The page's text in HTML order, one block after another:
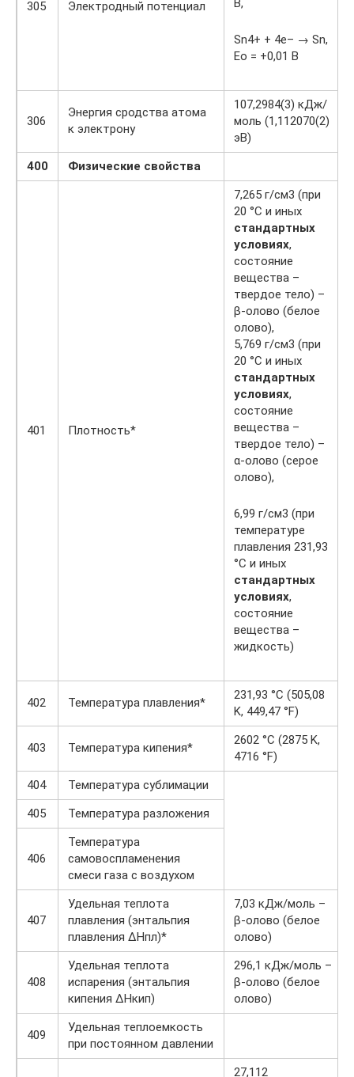
305 Электродный потенциал
В,
Sn4+ + 4e– → Sn,
Eo = +0,01 В
306
Энергия сродства атома
к электрону
107,2984(3) кДж/
моль (1,112070(2)
эВ)
400
Физические свойства
401 Плотность*
7,265 г/см3 (при
20 °C и иных
стандартных
условиях,
состояние
вещества –
твердое тело) –
β-олово (белое
олово),
5,769 г/см3 (при
20 °C и иных
стандартных
условиях,
состояние
вещества –
твердое тело) –
α-олово (серое
олово),
6,99 г/см3 (при
температуре
плавления 231,93
°C и иных
стандартных
условиях,
состояние
вещества –
жидкость)
402 Температура плавления*
231,93 °C (505,08
K, 449,47 °F)
403 Температура кипения*
2602 °C (2875 K,
4716 °F)
404
Температура сублимации
405
Температура разложения
406
Температура
самовоспламенения
смеси газа с воздухом
407
Удельная теплота
плавления (энтальпия
плавления ΔHпл)*
7,03 кДж/моль –
β-олово (белое
олово)
408
Удельная теплота
испарения (энтальпия
кипения ΔHкип)
296,1 кДж/моль –
β-олово (белое
олово)
409
Удельная теплоемкость
при постоянном давлении
27,112